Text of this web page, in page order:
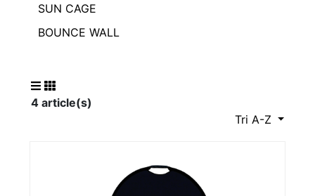
SUN CAGE
BOUNCE WALL
4 article(s)
Tri A-Z